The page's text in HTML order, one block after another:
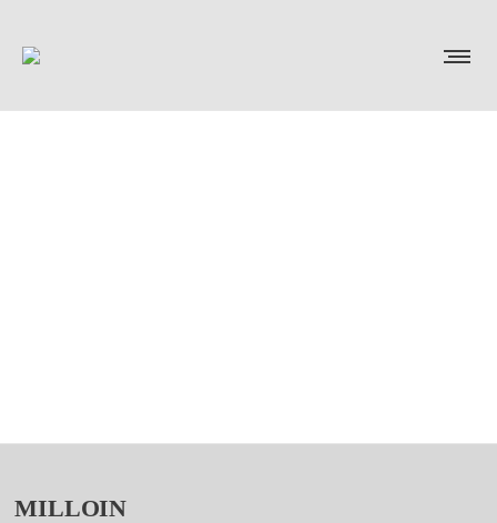
MILLOIN